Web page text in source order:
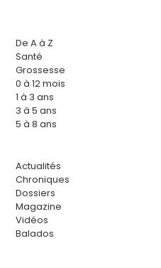
De A à Z
Santé
Grossesse
0 à 12 mois
1 à 3 ans
3 à 5 ans
5 à 8 ans
Actualités
Chroniques
Dossiers
Magazine
Vidéos
Balados